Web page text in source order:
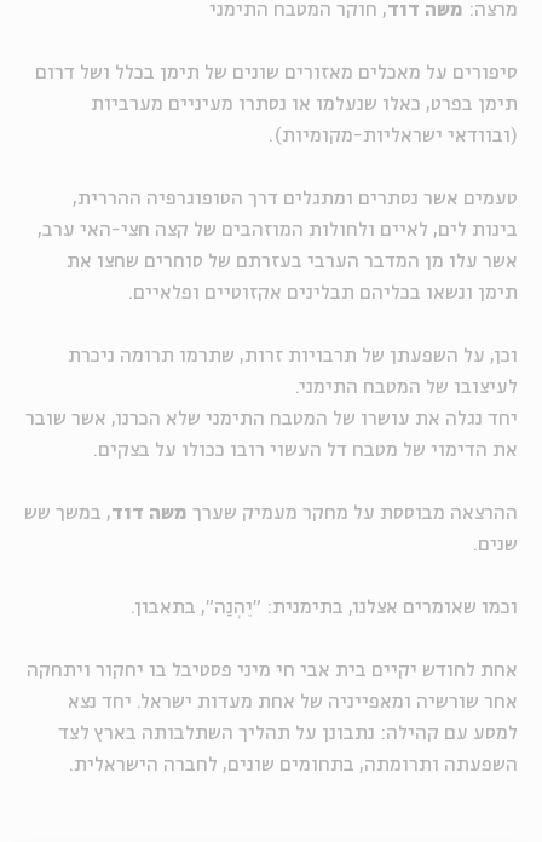
מרצה: משה דוד, חוקר המטבח התימני
סיפורים על מאכלים מאזורים שונים של תימן בכלל ושל דרום
תימן בפרט, כאלו שנעלמו או נסתרו מעיניים מערביות
(ובוודאי ישראליות-מקומיות).
טעמים אשר נסתרים ומתגלים דרך הטופוגרפיה ההררית,
בינות לים, לאיים ולחולות המוזהבים של קצה חצי-האי ערב,
אשר עלו מן המדבר הערבי בעזרתם של סוחרים שחצו את
תימן ונשאו בכליהם תבלינים אקזוטיים ופלאיים.
וכן, על השפעתן של תרבויות זרות, שתרמו תרומה ניכרת
לעיצובו של המטבח התימני.
יחד נגלה את עושרו של המטבח התימני שלא הכרנו, אשר שובר
את הדימוי של מטבח דל העשוי רובו ככולו על בצקים.
ההרצאה מבוססת על מחקר מעמיק שערך משה דוד, במשך שש
שנים.
וכמו שאומרים אצלנו, בתימנית: "יֵהְנַה", בתאבון.
אחת לחודש יקיים בית אבי חי מיני פסטיבל בו יחקור ויתחקה
אחר שורשיה ומאפייניה של אחת מעדות ישראל. יחד נצא
למסע עם קהילה: נתבונן על תהליך השתלבותה בארץ לצד
השפעתה ותרומתה, בתחומים שונים, לחברה הישראלית.